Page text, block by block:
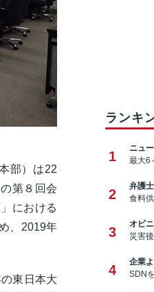
部）は22
第８回会
における
、2019年
東日本大
ランキ
1
ニュ
最大6
2
弁護
食料
3
オピ
災害
4
企業
SDN